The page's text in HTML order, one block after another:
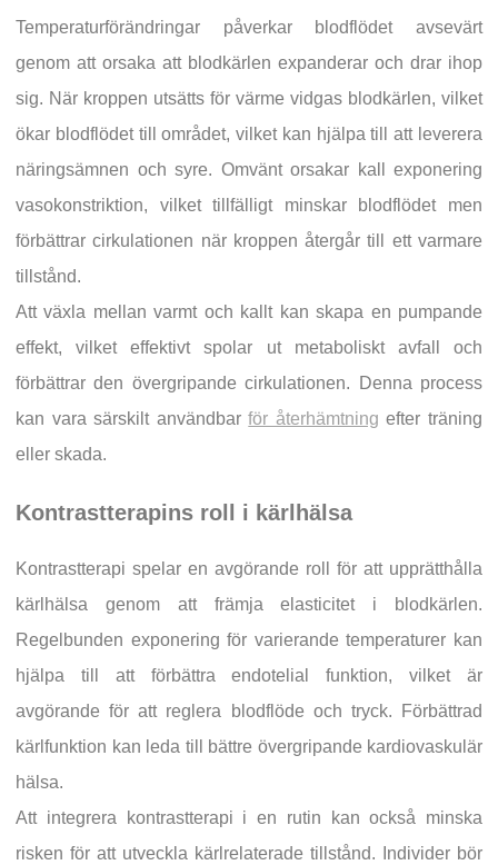
Temperaturförändringar påverkar blodflödet avsevärt
genom att orsaka att blodkärlen expanderar och drar ihop
sig. När kroppen utsätts för värme vidgas blodkärlen, vilket
ökar blodflödet till området, vilket kan hjälpa till att leverera
näringsämnen och syre. Omvänt orsakar kall exponering
vasokonstriktion, vilket tillfälligt minskar blodflödet men
förbättrar cirkulationen när kroppen återgår till ett varmare
tillstånd.
Att växla mellan varmt och kallt kan skapa en pumpande
effekt, vilket effektivt spolar ut metaboliskt avfall och
förbättrar den övergripande cirkulationen. Denna process
kan vara särskilt användbarför återhämtning efter träning
eller skada.
Kontrastterapins roll i kärlhälsa
Kontrastterapi spelar en avgörande roll för att upprätthålla
kärlhälsa genom att främja elasticitet i blodkärlen.
Regelbunden exponering för varierande temperaturer kan
hjälpa till att förbättra endotelial funktion, vilket är
avgörande för att reglera blodflöde och tryck. Förbättrad
kärlfunktion kan leda till bättre övergripande kardiovaskulär
hälsa.
Att integrera kontrastterapi i en rutin kan också minska
risken för att utveckla kärlrelaterade tillstånd. Individer bör